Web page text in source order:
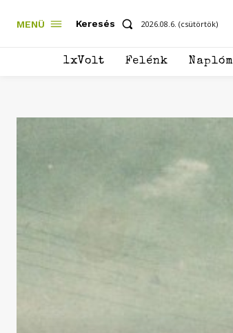
MENÜ Keresés 2026.08.6. (csütörtök)
1xVolt Felénk Naplóm